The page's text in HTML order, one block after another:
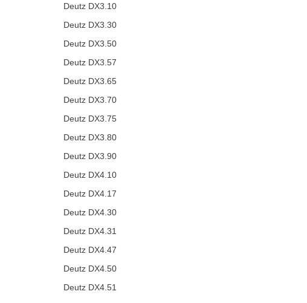
Deutz DX3.10
Deutz DX3.30
Deutz DX3.50
Deutz DX3.57
Deutz DX3.65
Deutz DX3.70
Deutz DX3.75
Deutz DX3.80
Deutz DX3.90
Deutz DX4.10
Deutz DX4.17
Deutz DX4.30
Deutz DX4.31
Deutz DX4.47
Deutz DX4.50
Deutz DX4.51